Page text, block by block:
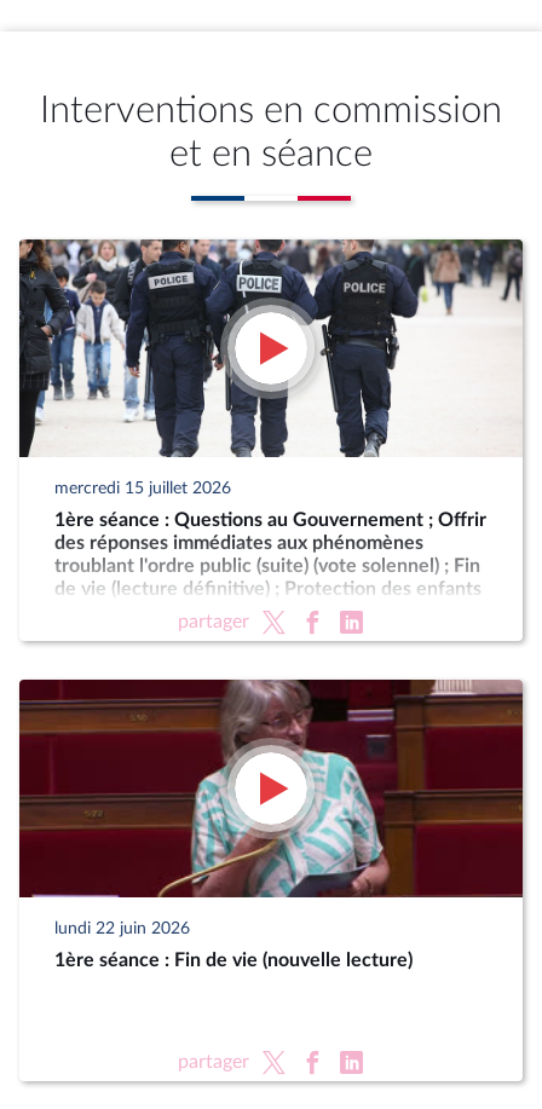
Interventions en commission
et en séance
mercredi 15 juillet 2026
1ère séance : Questions au Gouvernement ; Offrir
des réponses immédiates aux phénomènes
troublant l'ordre public (suite) (vote solennel) ; Fin
de vie (lecture définitive) ; Protection des enfants
partager
lundi 22 juin 2026
1ère séance : Fin de vie (nouvelle lecture)
partager